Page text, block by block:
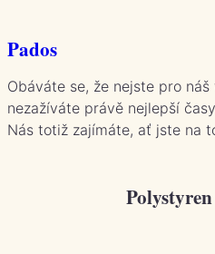
na
obsah
Pados
Obáváte se, že nejste pro
nezažíváte právě nejlepší
Nás totiž zajímáte, ať jste na